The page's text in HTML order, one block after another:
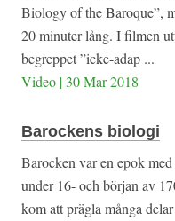
Biology of the Baroque”,
20 minuter lång. I filmen
begreppet ”icke-adap ...
Video | 30 Mar 2018
Barockens biologi
Barocken var en epok
under 16- och början av
kom att prägla många